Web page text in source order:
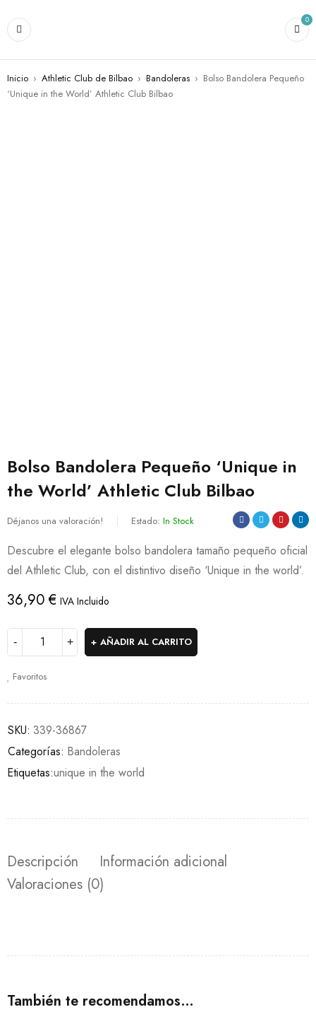
0
Inicio › Athletic Club de Bilbao › Bandoleras › Bolso Bandolera Pequeño
‘Unique in the World’ Athletic Club Bilbao
Bolso Bandolera Pequeño ‘Unique in
the World’ Athletic Club Bilbao
Déjanos una valoración! Estado: In Stock
Descubre el elegante bolso bandolera tamaño pequeño oficial
del Athletic Club, con el distintivo diseño ‘Unique in the world’.
36,90€ IVA Incluido
AÑADIR AL CARRITO
Favoritos
SKU: 339-36867
Categorías: Bandoleras
Etiquetas:unique in the world
Descripción
Información adicional
Valoraciones (0)
También te recomendamos…